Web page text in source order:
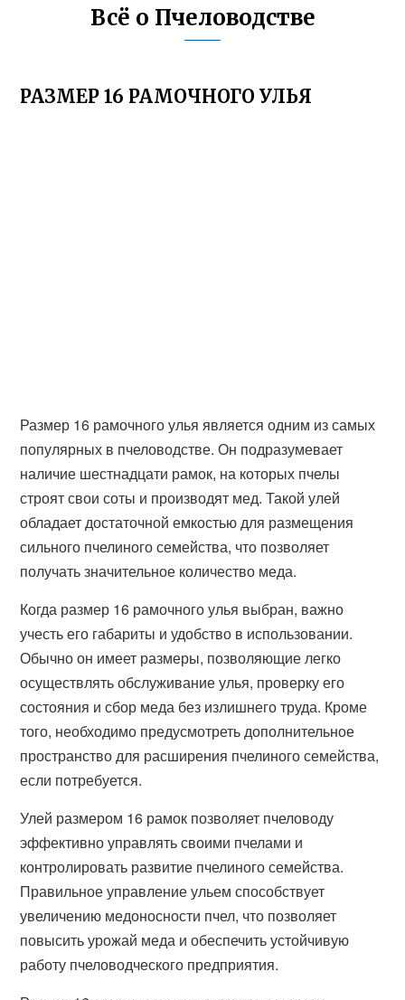
Всё о Пчеловодстве
РАЗМЕР 16 РАМОЧНОГО УЛЬЯ
Размер 16 рамочного улья является одним из самых
популярных в пчеловодстве. Он подразумевает
наличие шестнадцати рамок, на которых пчелы
строят свои соты и производят мед. Такой улей
обладает достаточной емкостью для размещения
сильного пчелиного семейства, что позволяет
получать значительное количество меда.
Когда размер 16 рамочного улья выбран, важно
учесть его габариты и удобство в использовании.
Обычно он имеет размеры, позволяющие легко
осуществлять обслуживание улья, проверку его
состояния и сбор меда без излишнего труда. Кроме
того, необходимо предусмотреть дополнительное
пространство для расширения пчелиного семейства,
если потребуется.
Улей размером 16 рамок позволяет пчеловоду
эффективно управлять своими пчелами и
контролировать развитие пчелиного семейства.
Правильное управление ульем способствует
увеличению медоносности пчел, что позволяет
повысить урожай меда и обеспечить устойчивую
работу пчеловодческого предприятия.